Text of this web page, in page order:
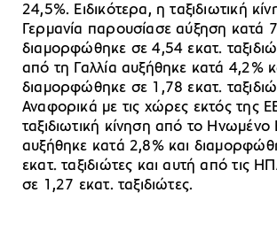
24,5%. Ειδικότερα, η ταξιδιωτική
Γερμανία παρουσίασε αύξηση κατά
διαμορφώθηκε σε 4,54 εκατ.
από τη Γαλλία αυξήθηκε κατά 4,2%
διαμορφώθηκε σε 1,78 εκατ.
Αναφορικά με τις χώρες εκτός της
ταξιδιωτική κίνηση από το Ηνωμένο
αυξήθηκε κατά 2,8% και
εκατ. ταξιδιώτες και αυτή από τις
σε 1,27 εκατ. ταξιδιώτες.